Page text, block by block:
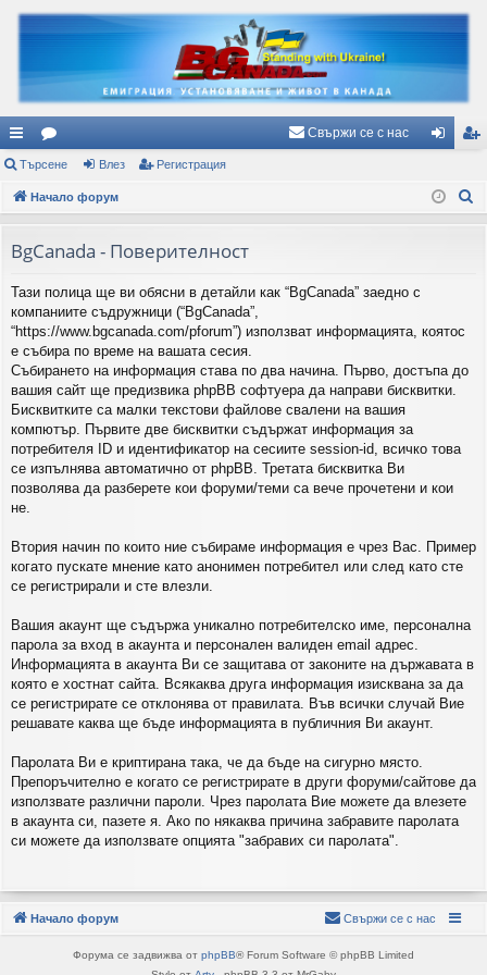
ъ
рз
вр
ъз
ки
ор
ум
Свържи се с нас
з ис
Търсене Влез Регистрация
Начало форум
BgCanada - Поверителност
Тази полица ще ви обясни в детайли как “BgCanada” заедно с
компаниите съдружници (“BgCanada”,
“https://www.bgcanada.com/pforum”) използват информацията, коятос
е събира по време на вашата сесия.
Събирането на информация става по два начина. Първо, достъпа до
вашия сайт ще предизвика phpBB софтуера да направи бисквитки.
Бисквитките са малки текстови файлове свалени на вашия
компютър. Първите две бисквитки съдържат информация за
потребителя ID и идентификатор на сесиите session-id, всичко това
се изпълнява автоматично от phpBB. Третата бисквитка Ви
позволява да разберете кои форуми/теми са вече прочетени и кои
не.
Втория начин по които ние събираме информация е чрез Вас. Пример
когато пускате мнение като анонимен потребител или след като сте
се регистрирали и сте влезли.
Вашия акаунт ще съдържа уникално потребителско име, персонална
парола за вход в акаунта и персонален валиден email адрес.
Информацията в акаунта Ви се защитава от законите на държавата в
която е хостнат сайта. Всякаква друга информация изисквана за да
се регистрирате се отклонява от правилата. Във всички случай Вие
решавате каква ще бъде информацията в публичния Ви акаунт.
Паролата Ви е криптирана така, че да бъде на сигурно място.
Препоръчително е когато се регистрирате в други форуми/сайтове да
използвате различни пароли. Чрез паролата Вие можете да влезете
в акаунта си, пазете я. Ако по някаква причина забравите паролата
си можете да използвате опцията "забравих си паролата".
Начало форум Свържи се с нас
Форума се задвижва от phpBB® Forum Software © phpBB Limited